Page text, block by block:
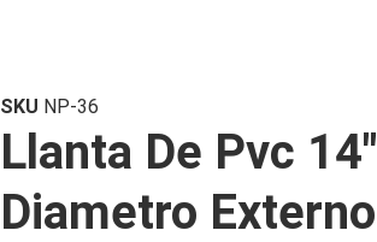
SKU NP-36
Llanta De Pvc 14″
Diametro Externo